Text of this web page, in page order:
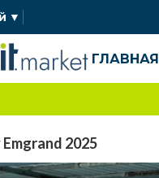
▼
ГЛАВНАЯ
Emgrand 2025